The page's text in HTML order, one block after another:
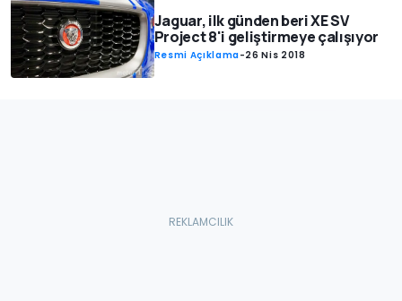
Jaguar, ilk günden beri XE SV
Project 8'i geliştirmeye çalışıyor
Resmi Açıklama-26 Nis 2018